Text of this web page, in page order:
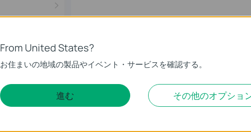
From United States?
お住まいの地域の製品やイベント・サービスを確認する。
進む その他のオプショ